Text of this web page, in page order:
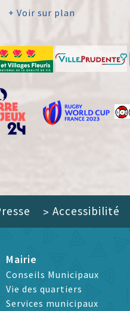
+ Voir sur plan
> Accessibilité
Mairie
Conseils Municipaux
Vie des quartiers
Services municipaux